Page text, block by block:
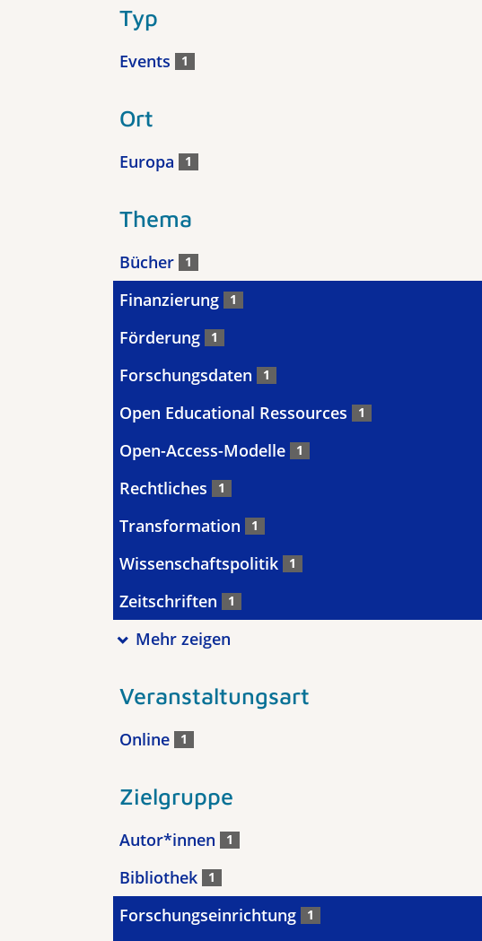
Typ
Events 1
Ort
Europa 1
Thema
Bücher 1
Finanzierung 1
Förderung 1
Forschungsdaten 1
Open Educational Ressources 1
Open-Access-Modelle 1
Rechtliches 1
Transformation 1
Wissenschaftspolitik 1
Zeitschriften 1
Mehr zeigen
Veranstaltungsart
Online 1
Zielgruppe
Autor*innen 1
Bibliothek 1
Forschungseinrichtung 1